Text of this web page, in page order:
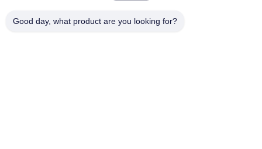
Good day, what product are you looking for?